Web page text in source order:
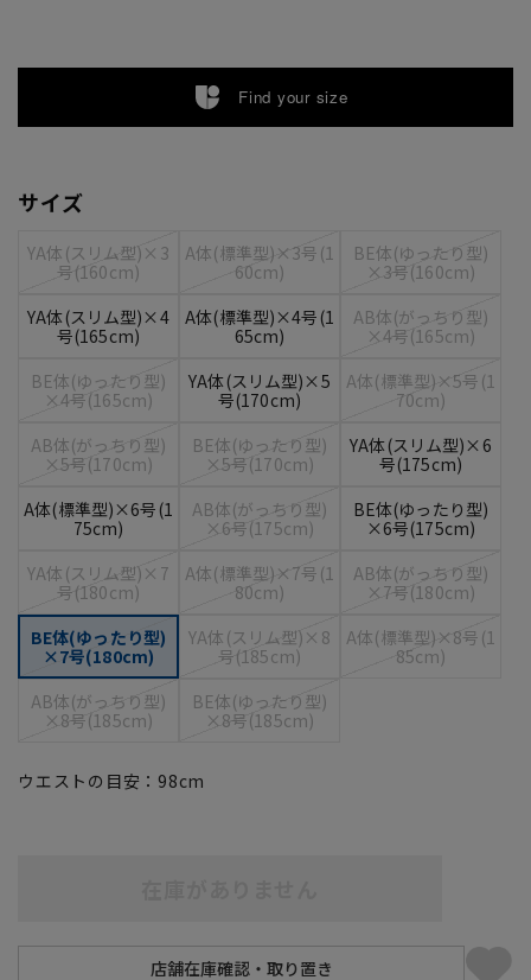
Find your size
サイズ
YA体(スリム型)×3
号(160cm)
A体(標準型)×3号(1
60cm)
BE体(ゆったり型)
×3号(160cm)
YA体(スリム型)×4
号(165cm)
A体(標準型)×4号(1
65cm)
AB体(がっちり型)
×4号(165cm)
BE体(ゆったり型)
×4号(165cm)
YA体(スリム型)×5
号(170cm)
A体(標準型)×5号(1
70cm)
AB体(がっちり型)
×5号(170cm)
BE体(ゆったり型)
×5号(170cm)
YA体(スリム型)×6
号(175cm)
A体(標準型)×6号(1
75cm)
AB体(がっちり型)
×6号(175cm)
BE体(ゆったり型)
×6号(175cm)
YA体(スリム型)×7
号(180cm)
A体(標準型)×7号(1
80cm)
AB体(がっちり型)
×7号(180cm)
BE体(ゆったり型)
×7号(180cm)
YA体(スリム型)×8
号(185cm)
A体(標準型)×8号(1
85cm)
AB体(がっちり型)
×8号(185cm)
BE体(ゆったり型)
×8号(185cm)
ウエストの目安： 98cm